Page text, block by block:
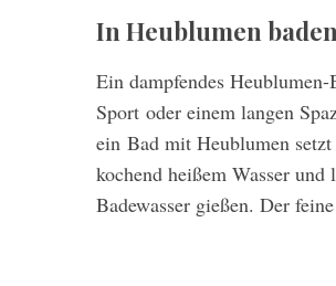
In Heublumen
Ein dampfendes
Sport oder einem langen
ein Bad mit Heublumen
kochend heißem Wasser
Badewasser gießen. Der